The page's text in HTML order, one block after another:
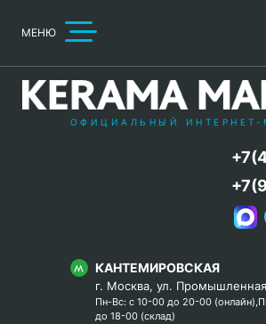
МЕНЮ
ОФИЦИАЛЬНЫЙ ИНТЕРНЕТ-
КАНТЕМИРОВСКАЯ
г. Москва, ул.
Пн-Вс: с 10-00 до 20-00
до 18-00 (склад)